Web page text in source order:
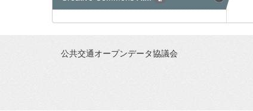
公共交通オープンデータ協議会